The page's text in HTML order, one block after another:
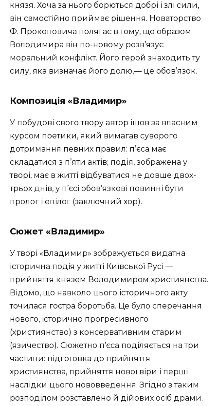
князя. Хоча за нього борються добрі і злі сили,
він самостійно приймає рішення. Новаторство
Ф. Прокоповича полягає в тому, що образом
Володимира він по-новому розв’язує
моральний конфлікт. Його герой знаходить ту
силу, яка визначає його долю,— це обов’язок.
Композиція «Владимир»
У побудові свого твору автор ішов за власним
курсом поетики, який вимагав суворого
дотримання певних правил: п’єса має
складатися з п’яти актів; подія, зображена у
творі, має в житті відбуватися не довше двох-
трьох днів, у п’єсі обов’язкові повинні бути
пролог і епілог (заключний хор).
Сюжет «Владимир»
У творі «Владимир» зображується видатна
історична подія у житті Київської Русі —
прийняття князем Володимиром християнства.
Відомо, що навколо цього історичного акту
точилася гостра боротьба. Це було сперечання
нового, історично прогресивного
(християнство) з консервативним старим
(язичество). Сюжетно п’єса поділяється на три
частини: підготовка до прийняття
християнства, прийняття нової віри і перші
наслідки цього нововведення. Згідно з таким
розподілом розставлено й дійових осіб драми.